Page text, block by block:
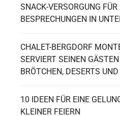
SNACK-VERSORGUNG
BESPRECHUNGEN IN
CHALET-BERGDORF
SERVIERT SEINEN
BRÖTCHEN, DESERTS
10 IDEEN FÜR EINE
KLEINER FEIERN